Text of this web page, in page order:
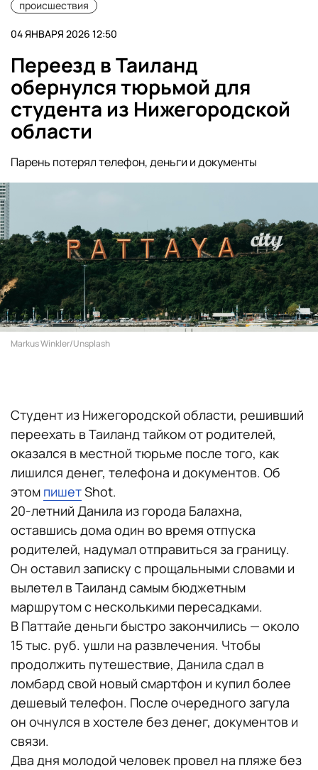
происшествия
04 ЯНВАРЯ 2026 12:50
Переезд в Таиланд
обернулся тюрьмой для
студента из Нижегородской
области
Парень потерял телефон, деньги и документы
Markus Winkler/Unsplash
Студент из Нижегородской области, решивший
переехать в Таиланд тайком от родителей,
оказался в местной тюрьме после того, как
лишился денег, телефона и документов. Об
этом пишетShot.
20-летний Данила из города Балахна,
оставшись дома один во время отпуска
родителей, надумал отправиться за границу.
Он оставил записку с прощальными словами и
вылетел в Таиланд самым бюджетным
маршрутом с несколькими пересадками.
В Паттайе деньги быстро закончились — около
15 тыс. руб. ушли на развлечения. Чтобы
продолжить путешествие, Данила сдал в
ломбард свой новый смартфон и купил более
дешевый телефон. После очередного загула
он очнулся в хостеле без денег, документов и
связи.
Два дня молодой человек провел на пляже без